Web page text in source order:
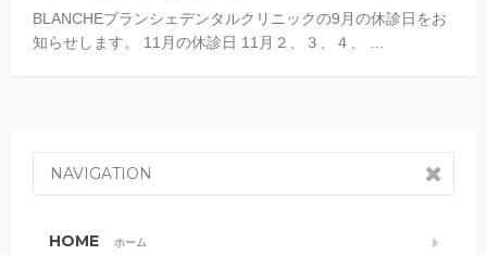
BLANCHEブランシェデンタルクリニックの9月の休診日をお
知らせします。 11月の休診日 11月２、３、４、 …
NAVIGATION
HOME ホーム